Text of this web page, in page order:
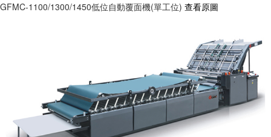
GFMC-1100/1300/1450低位自動覆面機(單工位) 查看原圖